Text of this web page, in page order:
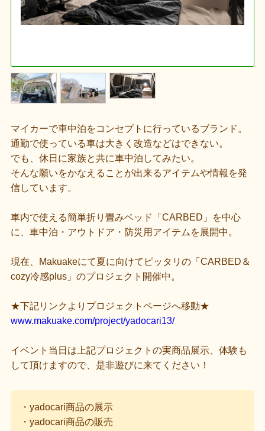
マイカーで車中泊をコンセプトに行っているブランド。
通勤で使っている車は大きく改造などはできない。
でも、休日に家族と共に車中泊してみたい。
そんな願いをかなえることが出来るアイテムや情報を発
信しています。
車内で使える簡単折り畳みベッド「CARBED」を中心
に、車中泊・アウトドア・防災用アイテムを展開中。
現在、Makuakeにて夏に向けてピッタリの「CARBED＆
cozy冷感plus」のプロジェクト開催中。
★下記リンクよりプロジェクトページへ移動★
www.makuake.com/project/yadocari13/
イベント当日は上記プロジェクトの実商品展示、体験も
して頂けますので、是非遊びに来てください！
・yadocari商品の展示
・yadocari商品の販売